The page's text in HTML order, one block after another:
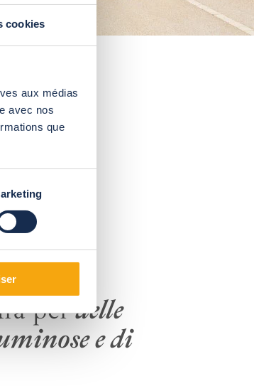
cookies
aux médias
avec nos
que
perdelle
e di